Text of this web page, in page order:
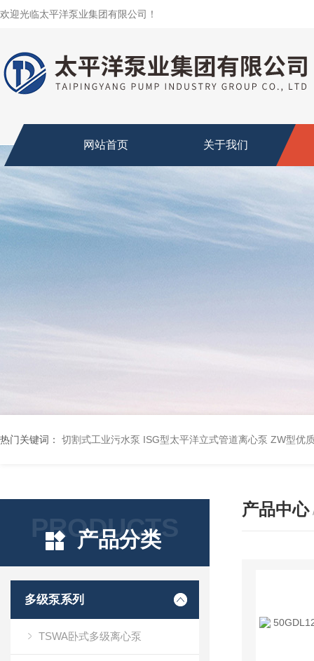
欢迎光临太平洋泵业集团有限公司！
网站首页 关于我们
热门关键词： 切割式工业污水泵 ISG型太平洋立式管道离心泵 ZW型优
PRODUCTS
产品分类
多级泵系列
TSWA卧式多级离心泵
产品中心